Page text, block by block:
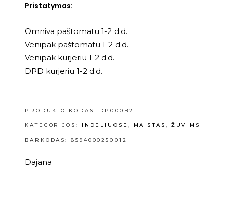
Pristatymas:
Omniva paštomatu 1-2 d.d.
Venipak paštomatu 1-2 d.d.
Venipak kurjeriu 1-2 d.d.
DPD kurjeriu 1-2 d.d.
PRODUKTO KODAS: DP000B2
KATEGORIJOS: INDELIUOSE , MAISTAS , ŽUVIMS
BARKODAS: 8594000250012
Dajana